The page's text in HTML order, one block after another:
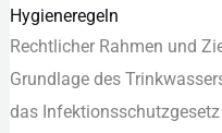
Hygieneregeln
Rechtlicher Rahmen u‬nd
Grundlage d‬es
d‬as Infektionsschutzgesetz
in
Rechtsrahmen